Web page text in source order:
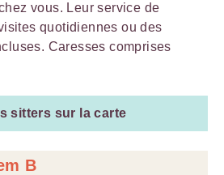
vous. Leur service de
quotidiennes ou des
Caresses comprises
sitters sur la carte
B